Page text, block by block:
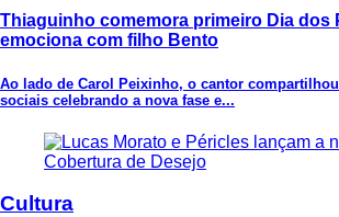
Thiaguinho comemora primeiro Dia dos
emociona com filho Bento
Ao lado de Carol Peixinho, o cantor
sociais celebrando a nova fase e...
Cultura